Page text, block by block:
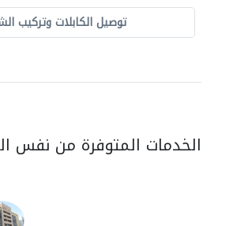
توصيل الكابلات وتركيب
الخدمات المتوفرة من نفس